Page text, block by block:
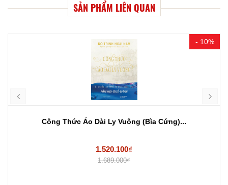
SẢN PHẨM LIÊN QUAN
- 10%
Công Thức Áo Dài Ly Vuông (Bìa Cứng)...
1.520.100₫
1.689.000₫